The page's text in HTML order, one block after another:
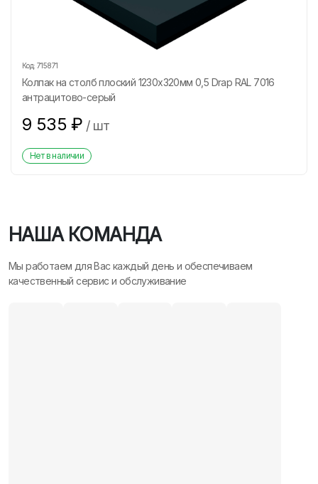
Код: 715871
Колпак на столб плоский 1230х320мм 0,5 Drap RAL 7016
антрацитово-серый
9 535 ₽ / шт
Нет в наличии
НАША КОМАНДА
Мы работаем для Вас каждый день и обеспечиваем
качественный сервис и обслуживание